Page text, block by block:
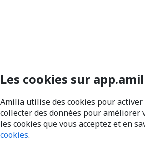
Les cookies sur
Amilia utilise des cookies pour
collecter des données pour améliorer
les cookies que vous acceptez et en
cookies.